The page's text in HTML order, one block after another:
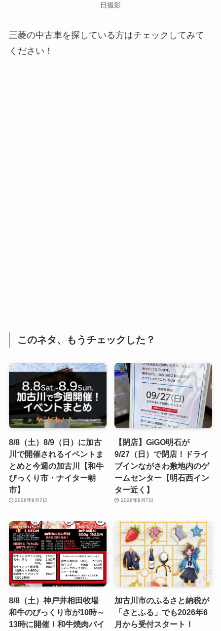
日撮影
三菱の中古車を探している方はチェックしてみて
ください！
このネタ、もうチェックした？
8/8（土）8/9（日）に加古
川で開催されるイベントま
とめと今週の加古川【和牛
びっくり市・ナイター朝
市】
2026年8月7日
【閉店】GiGO明石が
9/27（日）で閉店！ドライ
ブインながさわ敷地内のゲ
ームセンター【明石西イン
ター近く】
2026年8月7日
8/8（土）神戸井相田牧場
和牛のびっくり市が10時～
13時に開催！和牛焼肉バイ
加古川市のふるさと納税が
「さとふる」でも2026年6
月から受付スタート！